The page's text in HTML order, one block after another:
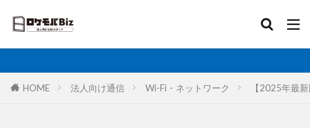
HOME 法人向け通信 Wi-Fi・ネットワーク 【2025年最
比較 固定IP IoT 無制限 ロケットモバイル